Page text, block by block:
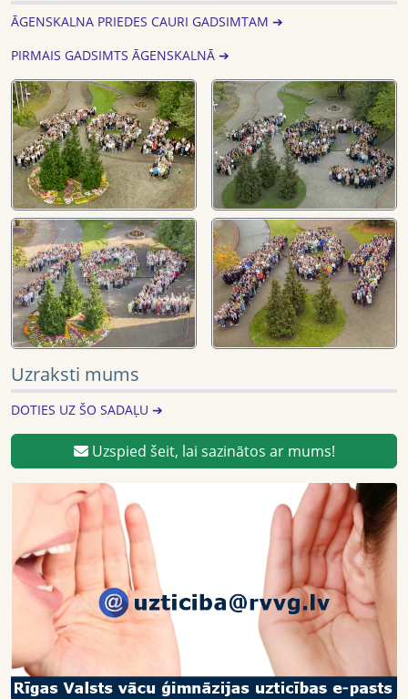
ĀGENSKALNA PRIEDES CAURI GADSIMTAM ➔
PIRMAIS GADSIMTS ĀGENSKALNĀ ➔
Uzraksti mums
DOTIES UZ ŠO SADAĻU ➔
Uzspied šeit, lai sazinātos ar mums!